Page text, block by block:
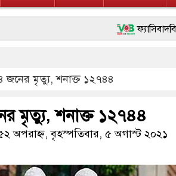
ফ্যাসিবাদবিরোধী
জনগণ পরিবর্তন চেয়েছে
২৮ লাখ টাকার জাল
নেতৃত্ব ও গণতন্ত্রের
অবৈধ বিদেশি পিস্তল,
জনের মৃত্যু, শনাক্ত ১২৭৪৪
মৃত্যু, শনাক্ত ১২৭৪৪
বৃহস্পতিবার, ৫ অগাস্ট ২০২১